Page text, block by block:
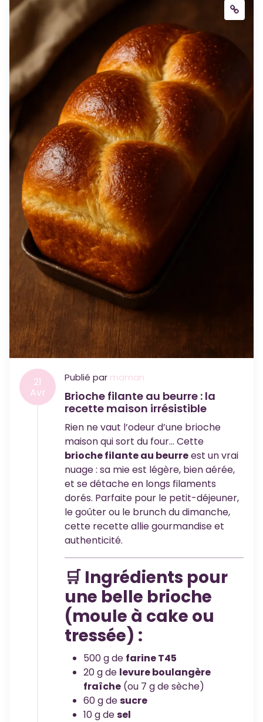
21
Avr
Publié par maman
Brioche filante au beurre : la
recette maison irrésistible
Rien ne vaut l’odeur d’une brioche
maison qui sort du four… Cette
brioche filante au beurreest un vrai
nuage : sa mie est légère, bien aérée,
et se détache en longs filaments
dorés. Parfaite pour le petit-déjeuner,
le goûter ou le brunch du dimanche,
cette recette allie gourmandise et
authenticité.
🛒 Ingrédients pour
une belle brioche
(moule à cake ou
tressée) :
500 g de farine T45
20 g de levure boulangère
fraîche (ou 7 g de sèche)
60 g desucre
10 g desel